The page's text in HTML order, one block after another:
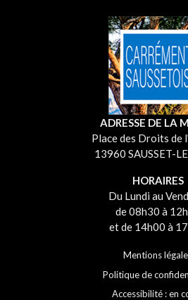
ADRESSE DE LA
Place des Droits de
13960 SAUSSET-
HORAIRES
Du Lundi au
de 08h30 à
et de 14h00 à
Mentions
Politique de
Accessibilité : en